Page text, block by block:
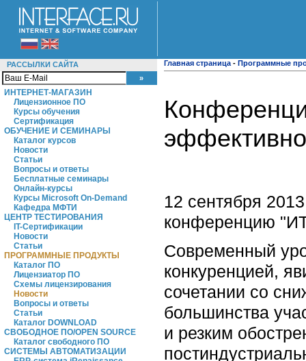
РАССЫЛКИ САЙТА
ИНТЕРНЕТ-МАГАЗИН
Лицензионное ПО
Курсы обучения
Сертификация
ОБУЧЕНИЕ И СЕМИНАРЫ
Каталог курсов
Новости
Статьи
Вопросы и ответы
Бесплатные семинары
Онлайн-курсы
Курсы Microsoft On-Demand
Кафедра МФТИ
ЦЕНТР ТЕСТИРОВАНИЯ
IT-Сертификации
Новости
Статьи
ПРОГРАММНЫЕ ПРОДУКТЫ
Каталог ПО
Лицензиатор ПО
Схемы лицензирования
Новости
Вопросы и ответы
Статьи
Каталог DOWNLOAD
СВОБОДНОЕ ПО/OPEN SOURCE
Каталог свободного ПО
СИСТЕМЫ АВТОМАТИЗАЦИИ
Главная страница - Программные
12 сентября
конференцию
Современный
конкуренцией,
сочетании со
большинства
и резким